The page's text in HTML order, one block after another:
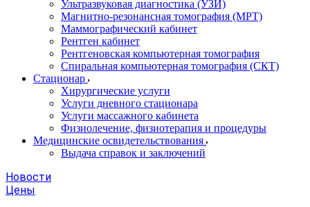
Ультразвуковая диагностика (УЗИ)
Магнитно-резонансная томография (МРТ)
Маммографический кабинет
Рентген кабинет
Рентгеновская компьютерная томография
Спиральная компьютерная томография (СКТ)
Стационар
Хирургические услуги
Услуги дневного стационара
Услуги массажного кабинета
Физиолечение, физиотерапия и процедуры
Медицинские освидетельствования
Выдача справок и заключений
Новости
Цены